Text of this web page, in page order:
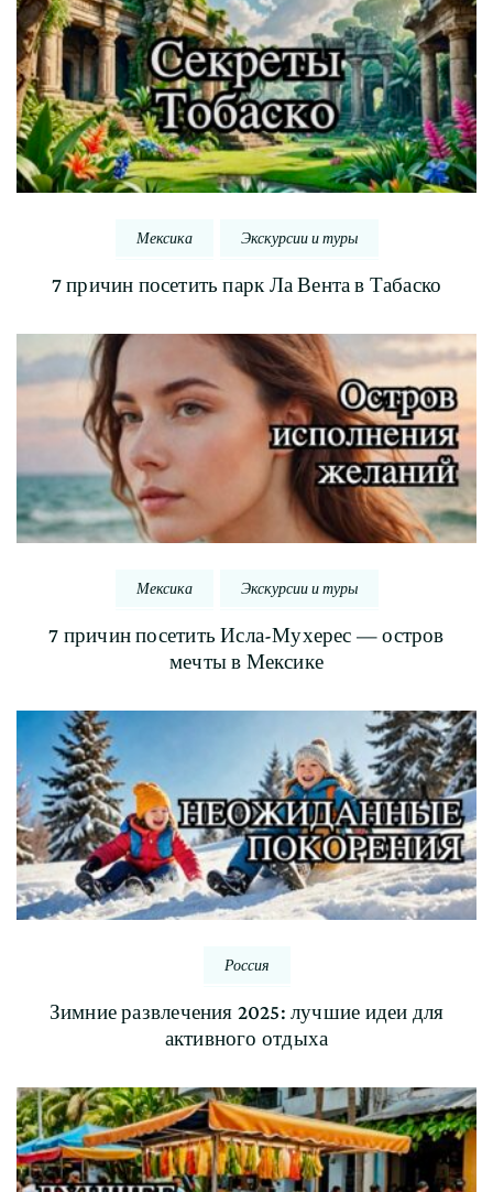
Мексика Экскурсии и туры
7 причин посетить парк Ла Вента в Табаско
Мексика Экскурсии и туры
7 причин посетить Исла-Мухерес — остров
мечты в Мексике
Россия
Зимние развлечения 2025: лучшие идеи для
активного отдыха